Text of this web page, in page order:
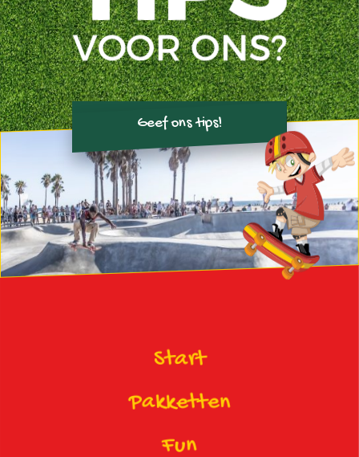
Geef ons tips!
Start
Pakketten
Fun